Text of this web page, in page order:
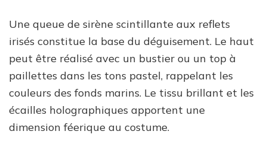
Une queue de sirène scintillante aux reflets
irisés constitue la base du déguisement. Le haut
peut être réalisé avec un bustier ou un top à
paillettes dans les tons pastel, rappelant les
couleurs des fonds marins. Le tissu brillant et les
écailles holographiques apportent une
dimension féerique au costume.